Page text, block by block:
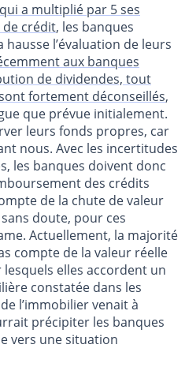
a multiplié par 5 ses
de crédit, les banques
l’évaluation de leurs
aux banques
de dividendes, tout
fortement déconseillés,
que prévue initialement.
leurs fonds propres, car
nous. Avec les incertitudes
les banques doivent donc
des crédits
de la chute de valeur
doute, pour ces
Actuellement, la majorité
compte de la valeur réelle
elles accordent un
constatée dans les
l’immobilier venait à
précipiter les banques
vers une situation